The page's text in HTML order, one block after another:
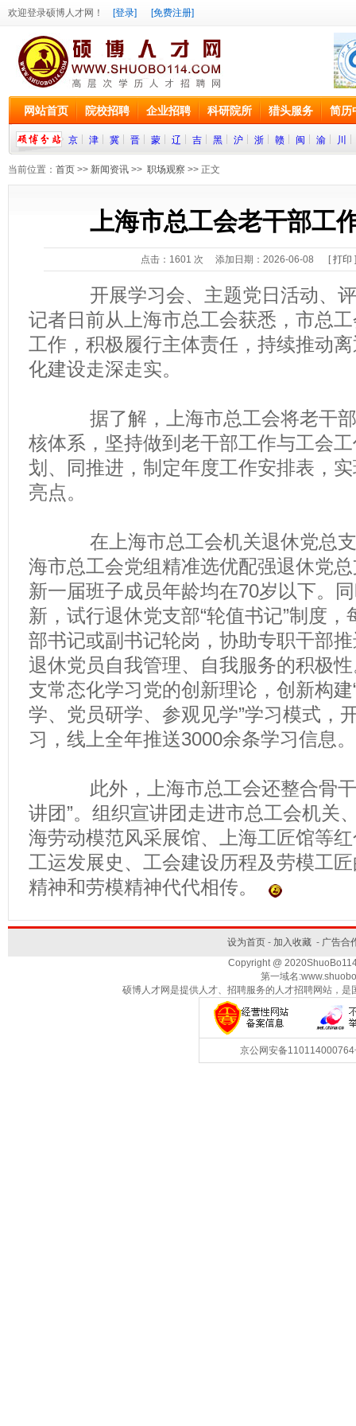
欢迎登录硕博人才网！ [登录] [免费注册]
网站首页 院校招聘 企业招聘 科研院所 猎头服务 简历
京 津 冀 晋 蒙 辽 吉 黑 沪 浙 赣 闽 渝 川
当前位置： 首页 >> 新闻资讯 >> 职场观察 >> 正文
上海市总工会老干部工
点击： 1601 次 添加日期：2026-06-08 [打印
开展学习会、主题党日活动、评
记者日前从上海市总工会获悉，市总
工作，积极履行主体责任，持续推动
化建设走深走实。
据了解，上海市总工会将老干部
核体系，坚持做到老干部工作与工会
划、同推进，制定年度工作安排表，
亮点。
在上海市总工会机关退休党总支
海市总工会党组精准选优配强退休党
新一届班子成员年龄均在70岁以下。
新，试行退休党支部“轮值书记”制度
部书记或副书记轮岗，协助专职干部
退休党员自我管理、自我服务的积极
支常态化学习党的创新理论，创新构
学、党员研学、参观见学”学习模式，
习，线上全年推送3000余条学习信息。
此外，上海市总工会还整合骨干
讲团”。组织宣讲团走进市总工会机关
海劳动模范风采展馆、上海工匠馆等
工运发展史、工会建设历程及劳模工
精神和劳模精神代代相传。
设为首页- 加入收藏- 广告合
Copyright @
第一域名
硕博人才网是提供人才、招聘服务的人才招聘网站，
京公网安备